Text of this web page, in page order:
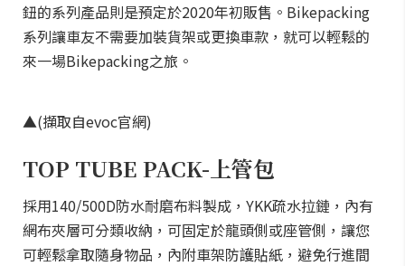
鈕的系列產品則是預定於2020年初販售。Bikepacking
系列讓車友不需要加裝貨架或更換車款，就可以輕鬆的
來一場Bikepacking之旅。
▲(擷取自evoc官網)
TOP TUBE PACK-上管包
採用140/500D防水耐磨布料製成，YKK疏水拉鏈，內有
網布夾層可分類收納，可固定於龍頭側或座管側，讓您
可輕鬆拿取隨身物品，內附車架防護貼紙，避免行進間